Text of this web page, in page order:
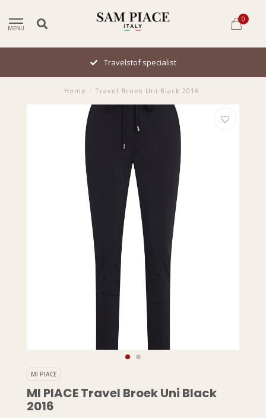
MENU
0
Travelstof specialist
Home Travel Broek Uni Black 2016
MI PIACE
MI PIACE Travel Broek Uni Black
2016